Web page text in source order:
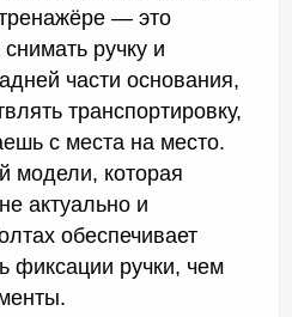
— это
ручку и
части основания,
транспортировку,
с места на место.
модели, которая
актуально и
обеспечивает
фиксации ручки, чем